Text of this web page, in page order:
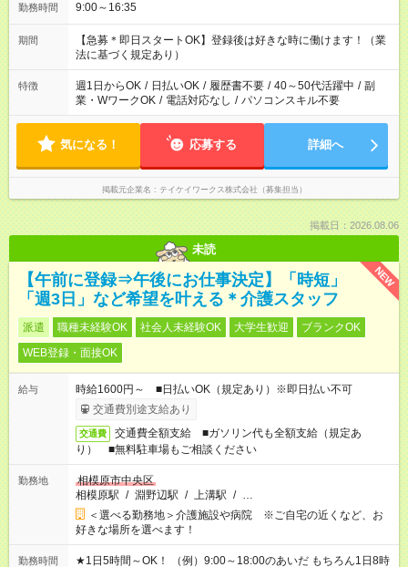
勤務時間 9:00～16:35
期間
【急募＊即日スタートOK】登録後は好きな時に働けます！（業
法に基づく規定あり）
特徴 週1日からOK / 日払いOK / 履歴書不要 / 40～50代活躍中 / 副
業・WワークOK / 電話対応なし / パソコンスキル不要
気になる！ 応募する 詳細へ
掲載元企業名 テイケイワークス株式会社（募集担当）
掲載日：2026.08.06
未読
NEW
【午前に登録⇒午後にお仕事決定】「時短」
「週3日」など希望を叶える＊介護スタッフ
派遣 職種未経験OK 社会人未経験OK 大学生歓迎
ブランクOK
WEB登録・面接OK
給与
時給1600円～ ■日払いOK（規定あり）※即日払い不可
交通費別途支給あり
交通費
交通費全額支給 ■ガソリン代も全額支給（規定あ
り） ■無料駐車場もご相談ください
勤務地
相模原市中央区
相模原駅 / 淵野辺駅 / 上溝駅 / …
＜選べる勤務地＞介護施設や病院 ※ご自宅の近くなど、お
好きな場所を選べます！
勤務時間 ★1日5時間～OK！ （例）9:00～18:00のあいだ もちろん1日8時